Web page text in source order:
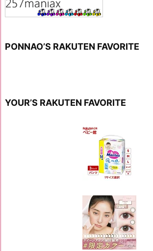
PONNAO’S RAKUTEN FAVORITE
YOUR’S RAKUTEN FAVORITE